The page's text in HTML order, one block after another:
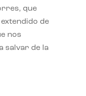
que
de
nos
salvar de la